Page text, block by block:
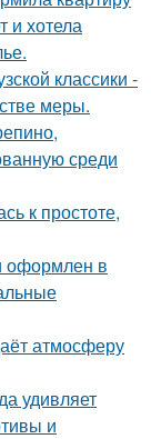
и хотела
классики -
меры.
среди
к простоте,
оформлен в
атмосферу
удивляет
и